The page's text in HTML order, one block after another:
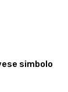
simbolo